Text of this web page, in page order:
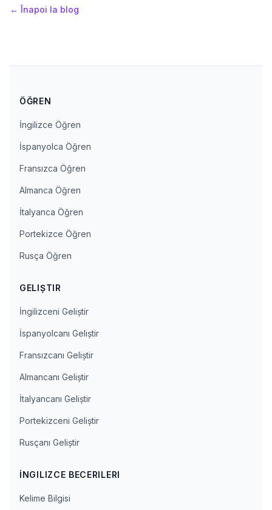
←Înapoi la blog
ÖĞREN
İngilizce Öğren
İspanyolca Öğren
Fransızca Öğren
Almanca Öğren
İtalyanca Öğren
Portekizce Öğren
Rusça Öğren
GELIŞTIR
İngilizceni Geliştir
İspanyolcanı Geliştir
Fransızcanı Geliştir
Almancanı Geliştir
İtalyancanı Geliştir
Portekizceni Geliştir
Rusçanı Geliştir
İNGILIZCE BECERILERI
Kelime Bilgisi